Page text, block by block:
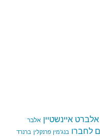
אלברט איינשטיין אלבר
לחברו בנג'מין פרנקלין ברנרד